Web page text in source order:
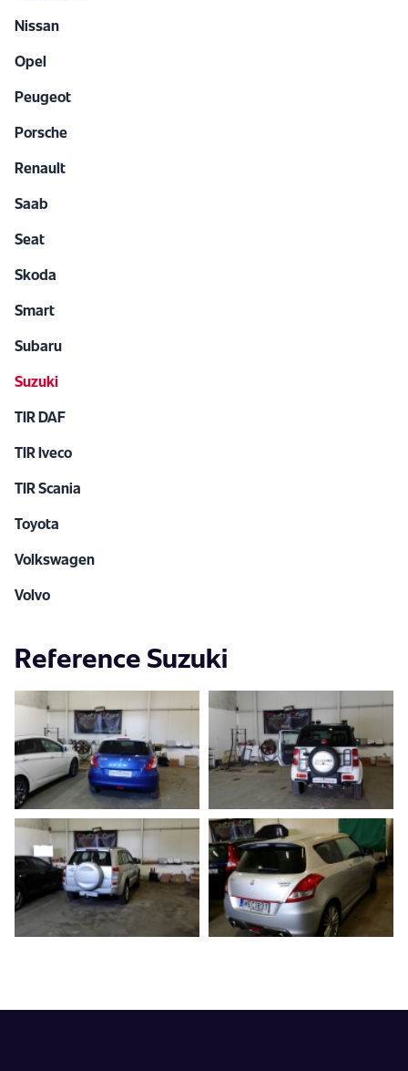
Nissan
Opel
Peugeot
Porsche
Renault
Saab
Seat
Skoda
Smart
Subaru
Suzuki
TIR DAF
TIR Iveco
TIR Scania
Toyota
Volkswagen
Volvo
Reference Suzuki